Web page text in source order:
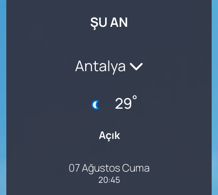
ŞU AN
Antalya
29°
Açık
07 Ağustos Cuma
20:45